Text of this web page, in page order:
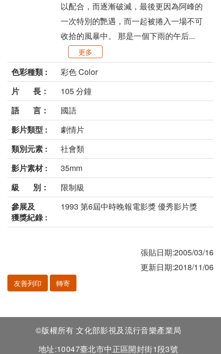
以配合，而逐漸破滅，最後更因為阿峰的
一次特別的艷遇，而一起被捲入一場不可
收拾的風暴中。 那是一個下雨的午后...
更多
色彩種類 :
彩色 Color
片 長：
105 分鐘
語 言：
國語
影片類型 :
劇情片
類別元素 :
社會類
影片素材 :
35mm
級 別：
限制級
參展及
獲獎紀錄 :
1993 第6屆中時晚報電影獎 優秀影片獎
張貼日期:2005/03/16
更新日期:2018/11/06
友善列印 轉寄
©版權所有 文化部影視及流行音樂產業局
地址:10047臺北市中正區開封街1段3號